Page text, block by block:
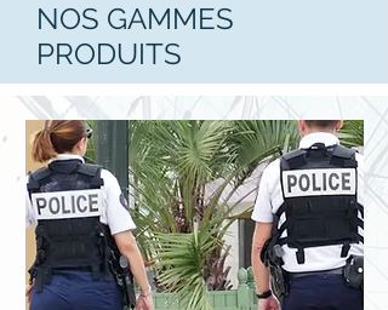
NOS GAMMES
PRODUITS